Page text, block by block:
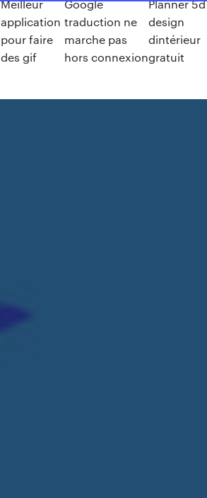
Meilleur
application
pour faire
des gif
Google
traduction ne
marche pas
hors connexion
Planner 5d
design
dintérieur
gratuit